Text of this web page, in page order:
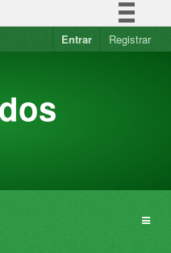
Simplifique!
Acesso à informação
Entrar Registrar